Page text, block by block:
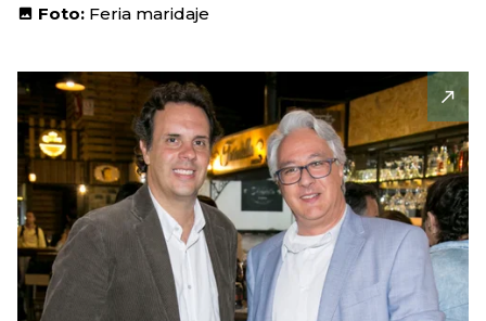
Foto: Feria maridaje